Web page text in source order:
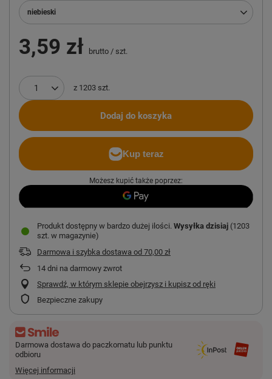
niebieski
3,59 zł brutto / szt.
z 1203 szt.
Dodaj do koszyka
Możesz kupić także poprzez:
Produkt dostępny w bardzo dużej ilości Wysyłka dzisiaj (1203
szt. w magazynie)
Darmowa i szybka dostawa od 70,00 zł
14 dni na darmowy zwrot
Sprawdź, w którym sklepie obejrzysz i kupisz od ręki
Bezpieczne zakupy
Darmowa dostawa do paczkomatu lub punktu
odbioru
Więcej informacji